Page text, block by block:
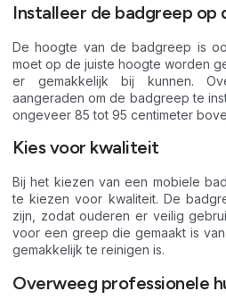
Installeer de badgreep op
De hoogte van de badgreep is
moet op de juiste hoogte worden
er gemakkelijk bij kunnen.
aangeraden om de badgreep te
ongeveer 85 tot 95 centimeter
Kies voor kwaliteit
Bij het kiezen van een mobiele
te kiezen voor kwaliteit. De
zijn, zodat ouderen er veilig
voor een greep die gemaakt is
gemakkelijk te reinigen is.
Overweeg professionele